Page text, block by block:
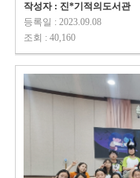
작성자 : 진*기적의도서관
등록일 : 2023.09.08
조회 : 40,160